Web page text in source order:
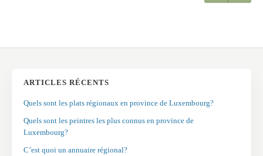
ARTICLES RÉCENTS
Quels sont les plats régionaux en province de Luxembourg?
Quels sont les peintres les plus connus en province de
Luxembourg?
C’est quoi un annuaire régional?